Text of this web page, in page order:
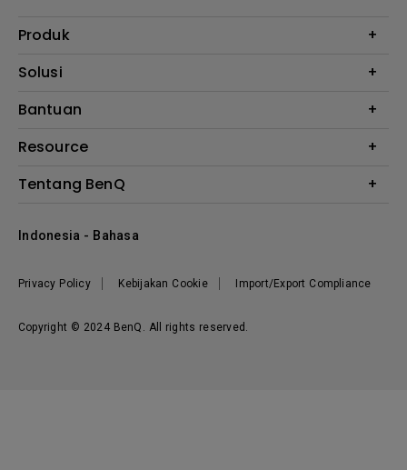
Produk
Proyektor
Monitor Arm
Monitor Light Bar
Solusi
E-Sports
AQCOLOR
Monitor Eye-Care
Bantuan
Garansi
Layanan Perbaikan
Resource
Where to Buy
Knowledge Center
Tentang BenQ
Berita
Copyright © 2024 BenQ. All rights reserved.
Privacy Policy Kebijakan Cookie Import/Export Compliance
Indonesia - Bahasa